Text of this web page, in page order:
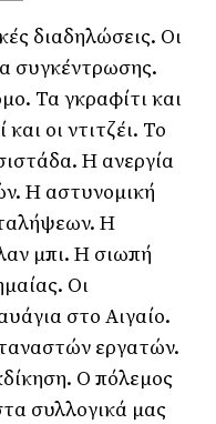
διαδηλώσεις. Οι
συγκέντρωσης.
Τα γκραφίτι και
οι ντιτζέι. Το
Η ανεργία
Η αστυνομική
Η
μπι. Η σιωπή
Οι
στο Αιγαίο.
εργατών.
Ο πόλεμος
συλλογικά μας